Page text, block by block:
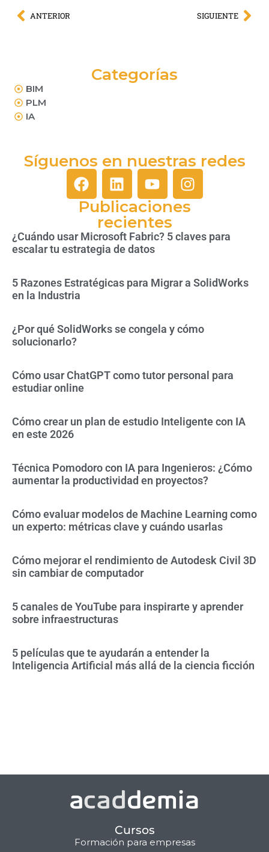
ANTERIOR SIGUIENTE
Categorías
BIM
PLM
IA
Síguenos en nuestras redes
Publicaciones
recientes
¿Cuándo usar Microsoft Fabric? 5 claves para
escalar tu estrategia de datos
5 Razones Estratégicas para Migrar a SolidWorks
en la Industria
¿Por qué SolidWorks se congela y cómo
solucionarlo?
Cómo usar ChatGPT como tutor personal para
estudiar online
Cómo crear un plan de estudio Inteligente con IA
en este 2026
Técnica Pomodoro con IA para Ingenieros: ¿Cómo
aumentar la productividad en proyectos?
Cómo evaluar modelos de Machine Learning como
un experto: métricas clave y cuándo usarlas
Cómo mejorar el rendimiento de Autodesk Civil 3D
sin cambiar de computador
5 canales de YouTube para inspirarte y aprender
sobre infraestructuras
5 películas que te ayudarán a entender la
Inteligencia Artificial más allá de la ciencia ficción
Cursos
Formación para empresas